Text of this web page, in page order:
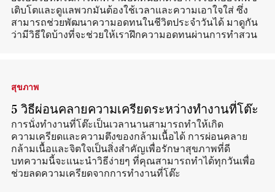
เติบโตและดูแลพวกมันต้องใช้เวลาและความเอาใจใส่ ซึ่ง
สามารถช่วยพัฒนาความอดทนในชีวิตประจำวันได้ มาดูกัน
ว่ามีวิธีใดบ้างที่จะช่วยให้เราฝึกความอดทนผ่านการทำสวน
สุขภาพ
5 วิธีผ่อนคลายความเครียดระหว่างทำงานที่โต๊ะ
การนั่งทำงานที่โต๊ะเป็นเวลานานสามารถทำให้เกิด
ความเครียดและความตึงของกล้ามเนื้อได้ การผ่อนคลาย
กล้ามเนื้อและจิตใจเป็นสิ่งสำคัญเพื่อรักษาสุขภาพที่ดี
บทความนี้จะแนะนำวิธีง่ายๆ ที่คุณสามารถทำได้ทุกวันเพื่อ
ช่วยลดความเครียดจากการทำงานที่โต๊ะ